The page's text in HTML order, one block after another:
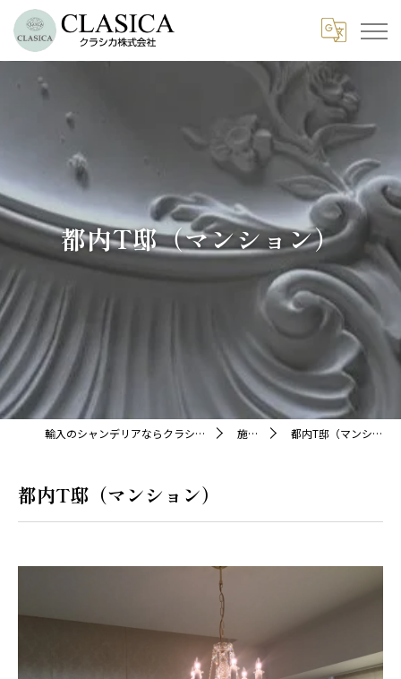
都内T邸（マンション）
輸入のシャンデリアならクラシカ株式会社 施工例 都内T邸（マンション）
都内T邸（マンション）